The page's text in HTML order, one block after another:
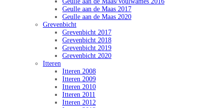
Geulle aan de Maas 2017
Geulle aan de Maas 2020
Grevenbicht
Grevenbicht 2017
Grevenbicht 2018
Grevenbicht 2019
Grevenbicht 2020
Itteren
Itteren 2008
Itteren 2009
Itteren 2010
Itteren 2011
Itteren 2012